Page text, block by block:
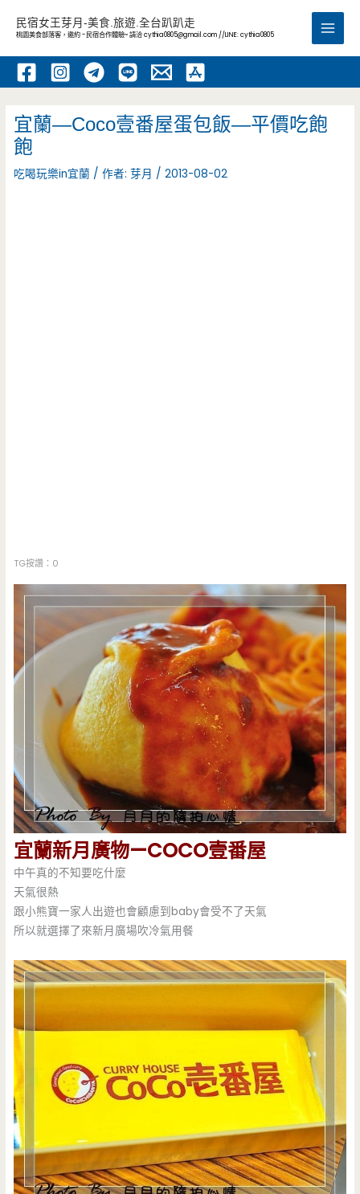
內
民宿女王芽月-美食.旅遊.全台趴趴走
桃園美食部落客，邀約 -民宿合作體驗~ 請洽cythia0805@gmail.com //LINE: cythia0805
Main
宜蘭—Coco壹番屋蛋包飯—平價吃飽
飽
吃喝玩樂in宜蘭 / 作者:芽月 /2013-08-02
TG按讚：0
宜蘭新月廣物—COCO壹番屋
中午真的不知要吃什麼
天氣很熱
跟小熊寶一家人出遊也會顧慮到baby會受不了天氣
所以就選擇了來新月廣場吹冷氣用餐